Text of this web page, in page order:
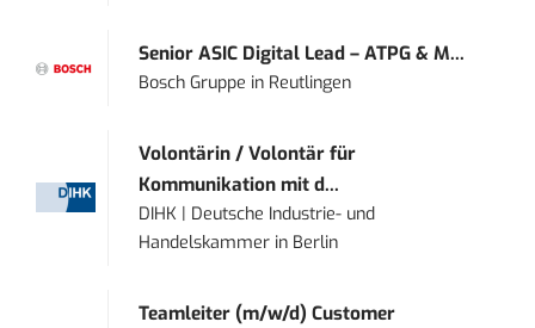
Senior ASIC Digital Lead – ATPG & M...
Bosch Gruppe in Reutlingen
Volontärin / Volontär für
Kommunikation mit d...
DIHK | Deutsche Industrie- und
Handelskammer in Berlin
Teamleiter (m/w/d) Customer